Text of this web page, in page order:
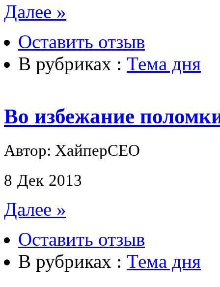
Далее »
Оставить отзыв
В рубриках : Тема дня
Во избежание
Автор: ХайперСЕО
8 Дек 2013
Далее »
Оставить отзыв
В рубриках : Тема дня